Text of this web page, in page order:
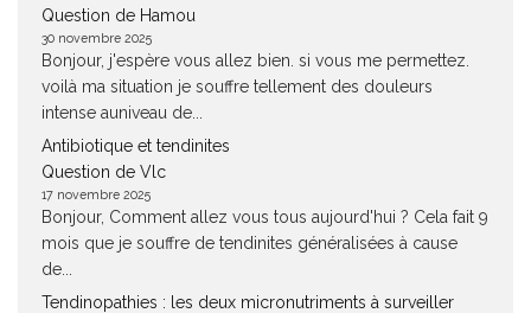
Question de Hamou
30 novembre 2025
Bonjour, j'espère vous allez bien. si vous me permettez.
voilà ma situation je souffre tellement des douleurs
intense auniveau de...
Antibiotique et tendinites
Question de Vlc
17 novembre 2025
Bonjour, Comment allez vous tous aujourd'hui ? Cela fait 9
mois que je souffre de tendinites généralisées à cause
de...
Tendinopathies : les deux micronutriments à surveiller